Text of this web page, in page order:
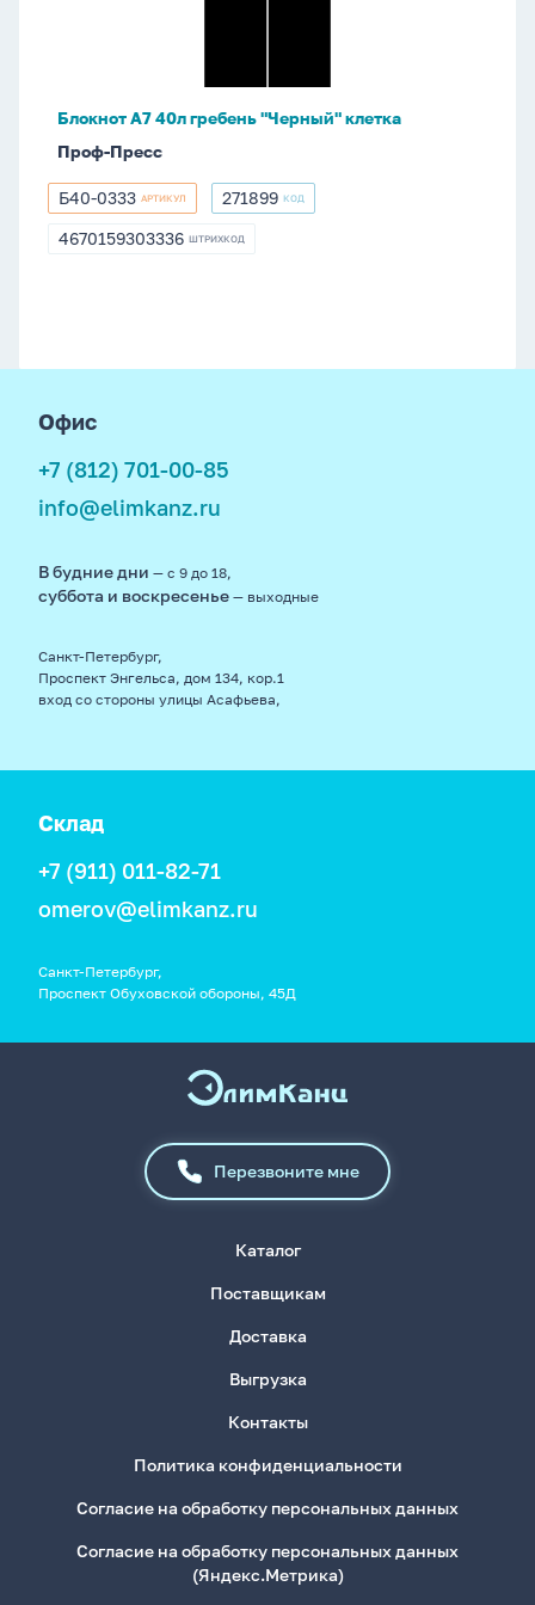
Блокнот А7 40л гребень "Черный" клетка
Проф-Пресс
Б40-
0333
Б40-0333 АРТИКУЛ 271899
271899 КОД
4670159303336
4670159303336 ШТРИХКОД
Офис
+7 (812) 701-00-85
info@elimkanz.ru
В будние дни — с 9 до 18,
суббота и воскресенье — выходные
Санкт-Петербург,
Проспект Энгельса, дом 134, кор.1
вход со стороны улицы Асафьева,
Склад
+7 (911) 011-82-71
omerov@elimkanz.ru
Санкт-Петербург,
Проспект Обуховской обороны, 45Д
Перезвоните мне
Каталог
Поставщикам
Доставка
Выгрузка
Контакты
Политика конфиденциальности
Согласие на обработку персональных данных
Согласие на обработку персональных данных
(Яндекс.Метрика)